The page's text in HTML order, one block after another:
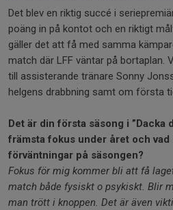
Det blev en riktig succé i
poäng in på kontot och en riktigt
gäller det att få med samma
match där LFF väntar på bortaplan.
till assisterande tränare Sonny
helgens drabbning samt om första
Det är din första säsong i ”Dacka
främsta fokus under året och
förväntningar på säsongen?
Fokus för mig kommer bli att få
match både fysiskt o psykiskt. Blir
man trött i knoppen. Det är även